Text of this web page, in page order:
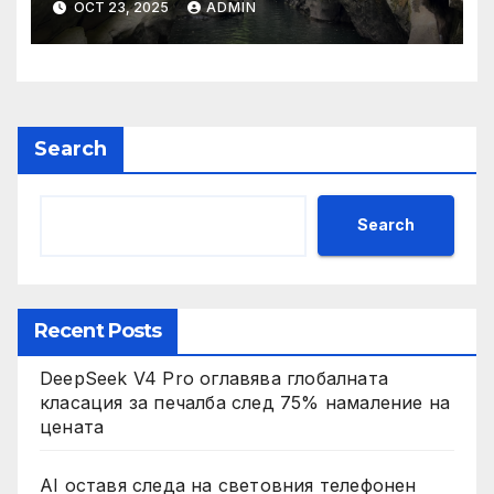
малките и средните
предприятия
OCT 23, 2025 ADMIN
Search
Search
Recent Posts
DeepSeek V4 Pro оглавява глобалната
класация за печалба след 75% намаление на
цената
AI оставя следа на световния телефонен